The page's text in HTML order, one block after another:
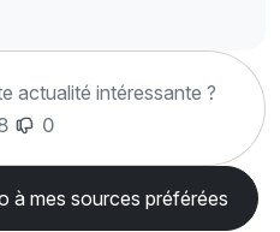
actualité intéressante ?
0
à mes sources préférées